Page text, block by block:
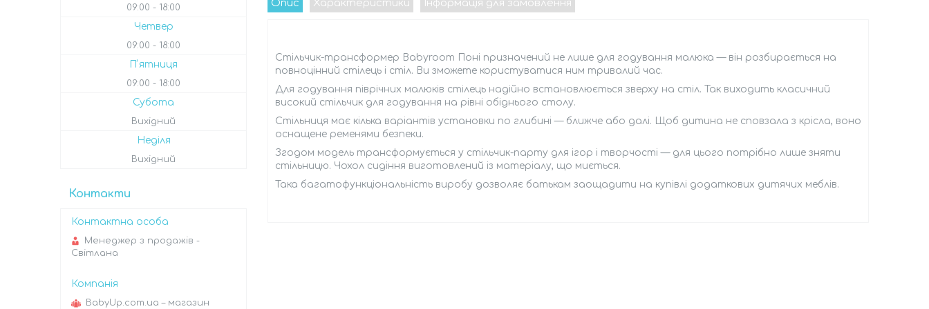
Опис Характеристики Інформація для замовлення
Стільчик-трансформер Babyroom Поні призначений не лише для годування малюка — він розбирається на
повноцінний стілець і стіл. Ви зможете користуватися ним тривалий час.
Для годування піврічних малюків стілець надійно встановлюється зверху на стіл. Так виходить класичний
високий стільчик для годування на рівні обіднього столу.
Стільниця має кілька варіантів установки по глибині — ближче або далі. Щоб дитина не сповзала з крісла, воно
оснащене ременями безпеки.
Згодом модель трансформується у стільчик-парту для ігор і творчості — для цього потрібно лише зняти
стільницю. Чохол сидіння виготовлений із матеріалу, що миється.
Така багатофункціональність виробу дозволяє батькам заощадити на купівлі додаткових дитячих меблів.
09:00 18:00
Четвер
09:00 18:00
Пʼятниця
09:00 18:00
Субота
Вихідний
Неділя
Вихідний
Контакти
Менеджер з продажів -
Світлана
BabyUp.com.ua – магазин